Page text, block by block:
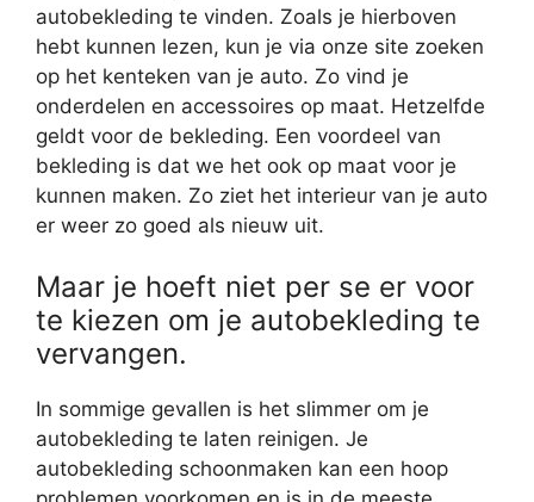
autobekleding te vinden. Zoals je hierboven
hebt kunnen lezen, kun je via onze site zoeken
op het kenteken van je auto. Zo vind je
onderdelen en accessoires op maat. Hetzelfde
geldt voor de bekleding. Een voordeel van
bekleding is dat we het ook op maat voor je
kunnen maken. Zo ziet het interieur van je auto
er weer zo goed als nieuw uit.
Maar je hoeft niet per se er voor
te kiezen om je autobekleding te
vervangen.
In sommige gevallen is het slimmer om je
autobekleding te laten reinigen. Je
autobekleding schoonmaken kan een hoop